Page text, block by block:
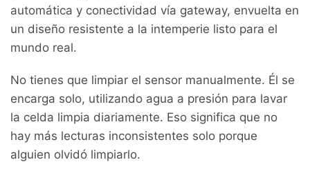
automática y conectividad vía gateway, envuelta en
un diseño resistente a la intemperie listo para el
mundo real.
No tienes que limpiar el sensor manualmente. Él se
encarga solo, utilizando agua a presión para lavar
la celda limpia diariamente. Eso significa que no
hay más lecturas inconsistentes solo porque
alguien olvidó limpiarlo.